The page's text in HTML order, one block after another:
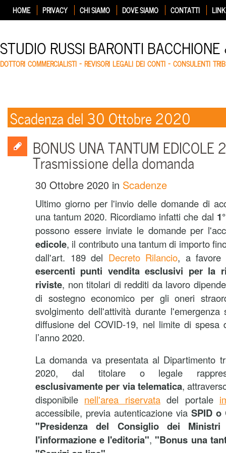
HOME PRIVACY CHI SIAMO DOVE SIAMO CONTATTI LINK
STUDIO RUSSI BARONTI
DOTTORI COMMERCIALISTI – REVISORI LEGALI DEI CONTI – CONSULENTI
Scadenza del 30 Ottobre 2020
BONUS UNA TANTUM EDICOLE
Trasmissione della domanda
30 Ottobre 2020 in Scadenze
Ultimo giorno per l'invio delle domande di
una tantum 2020. Ricordiamo infatti che dal
possono essere inviate le domande per
edicole, il contributo una tantum di importo
dall'art. 189 del Decreto Rilancio, a
esercenti punti vendita esclusivi per la
riviste, non titolari di redditi da lavoro
di sostegno economico per gli oneri
svolgimento dell'attività durante l'emergenza
diffusione del COVID-19, nel limite di
l’anno 2020.
La domanda va presentata al Dipartimento
2020, dal titolare o legale
esclusivamente per via telematica,
disponibile nell'area riservatadel portale
accessibile, previa autenticazione via SPID o
"Presidenza del Consiglio dei
l'informazione e l'editoria", "Bonus una